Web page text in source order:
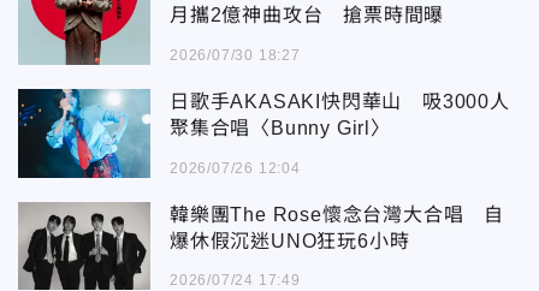
月攜2億神曲攻台 搶票時間曝
2026/07/30 18:27
日歌手AKASAKI快閃華山 吸3000人
聚集合唱〈Bunny Girl〉
2026/07/26 12:04
韓樂團The Rose懷念台灣大合唱 自
爆休假沉迷UNO狂玩6小時
2026/07/24 17:49